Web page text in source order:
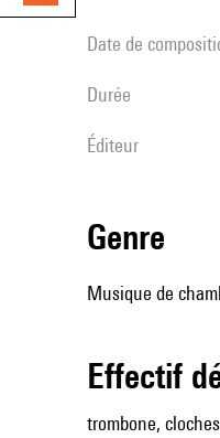
date de
durée
éditeur
genre
Musique de
effectif
trombone,